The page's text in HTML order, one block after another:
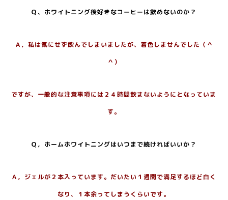
Ｑ、ホワイトニング後好きなコーヒーは飲めないのか？
Ａ，私は気にせず飲んでしまいましたが、着色しませんでした（＾
＾）
ですが、一般的な注意事項には２４時間飲まないようにとなっていま
す。
Ｑ，ホームホワイトニングはいつまで続ければいいか？
Ａ，ジェルが２本入っています。だいたい１週間で満足するほど白く
なり、１本余ってしまうくらいです。